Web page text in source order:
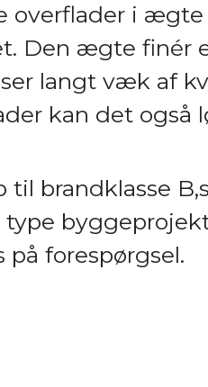
overflader i
Den ægte finér
langt væk af
kan det også
brandklasse
forespørgsel.